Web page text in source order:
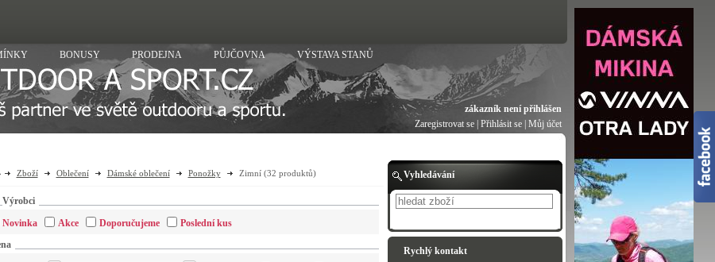
BONUSY PRODEJNA PŮJČOVNA VÝSTAVA STANŮ
zákazník není přihlášen
Zaregistrovat se| Přihlásit se| Můj účet
Zboží Oblečení Dámské oblečení Ponožky Zimní(32 produktů)
Výrobci
Novinka
Akce Doporučujeme
Poslední kus
Vyhledávání
Rychlý kontakt